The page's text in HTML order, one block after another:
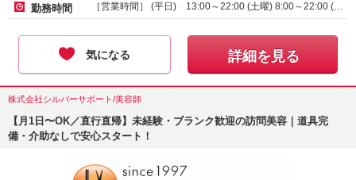
勤務時間 ［営業時間］ (平日) 13:00～22:00 (土曜) 8:00～22:00 (…
気になる 詳細を見る
株式会社シルバーサポート/美容師
【月1日〜OK／直行直帰】未経験・ブランク歓迎の訪問美容｜道具完
備・介助なしで安心スタート！